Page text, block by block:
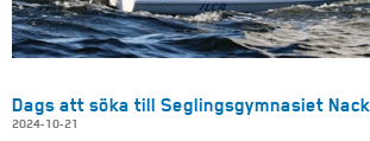
Dags att söka till Seglingsgymnasiet
2024-10-21